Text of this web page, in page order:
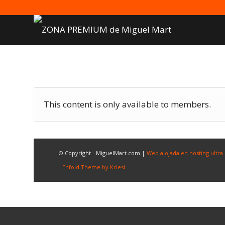
This content is only available to members.
© Copyright - MiguelMart.com | Web alojada en hosting
- Enfold Theme by Kriesi